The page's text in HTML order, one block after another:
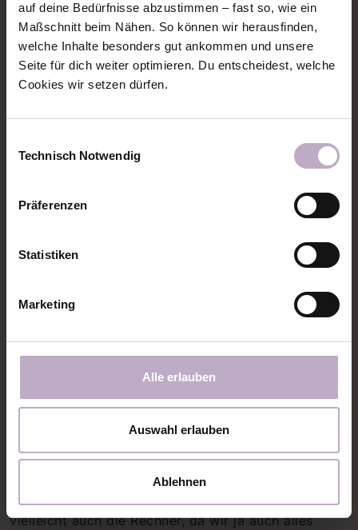
auf deine Bedürfnisse abzustimmen – fast so, wie ein
Maßschnitt beim Nähen. So können wir herausfinden,
welche Inhalte besonders gut ankommen und unsere
Seite für dich weiter optimieren. Du entscheidest, welche
Cookies wir setzen dürfen.
Technisch Notwendig
Präferenzen
Statistiken
Marketing
Alle erlauben
Auswahl erlauben
Ablehnen
Manchmal ist unser Büro auch eher ein Atelier. Ein
großer Raum zum Kreativwerden und ausprobieren.
Einen weiteren Raum haben wir für Besprechnungen
und Planungen.
Nähmaschinen! Nur so können wir neue Schnitte
entwerfen! Na gut... und unser Stoffregal! Und der
Beamer! Ohne den geht hier nichts mehr... und
vielleicht auch die Rechner, da wir ja auch alles